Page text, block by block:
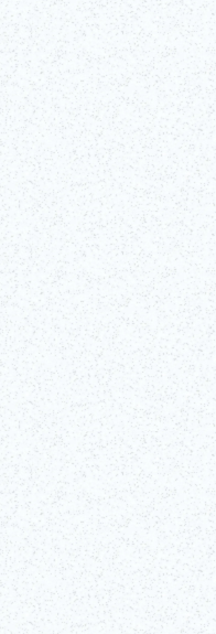
KABUKI
del Giappone in questo
a Ginza. Questo